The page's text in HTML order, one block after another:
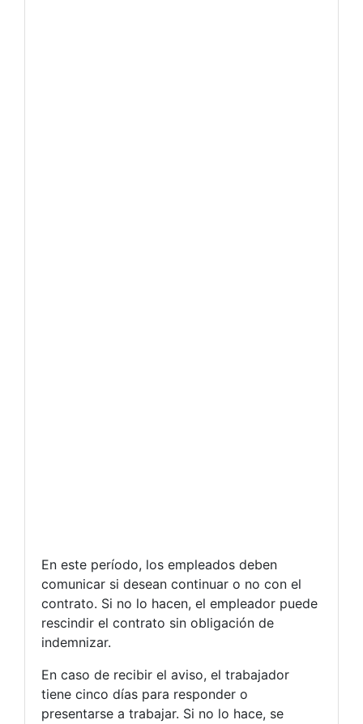
En este período, los empleados deben
comunicar si desean continuar o no con el
contrato. Si no lo hacen, el empleador puede
rescindir el contrato sin obligación de
indemnizar.
En caso de recibir el aviso, el trabajador
tiene cinco días para responder o
presentarse a trabajar. Si no lo hace, se